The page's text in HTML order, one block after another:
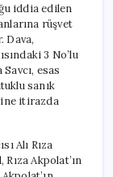
iddia edilen
rüşvet
Dava,
3 No’lu
esas
sanık
itirazda
Alı Rıza
Akpolat’ın